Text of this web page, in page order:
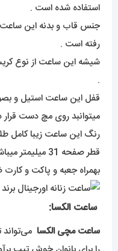
استفاده شده است .
جنس قاب و بدنه این
رفته است .
شیشه این ساعت از نوع
.
قفل این ساعت استیل و
میتوانبد روی مچ دست قرار
رنگ این ساعت زیبا کامل
قطر صفحه 31 میلیمتر میباشد .
بهمراه جعبه و پاکت و کارت
ساعت الکسا:
ساعت مچی الکسا